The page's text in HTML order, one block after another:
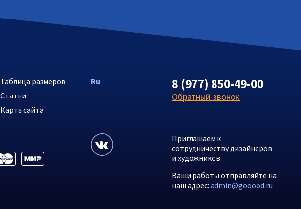
Таблица размеров
Статьи
Карта сайта
Ru 8 (977) 850-49-00
Обратный звонок
Приглашаем к
сотрудничеству дизайнеров
и художников.
Ваши работы отправляйте на
наш адрес:admin@gooood.ru